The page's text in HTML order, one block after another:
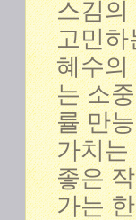
스김의
고민하
혜수의
는 소
률 만
가치는
좋은
가는